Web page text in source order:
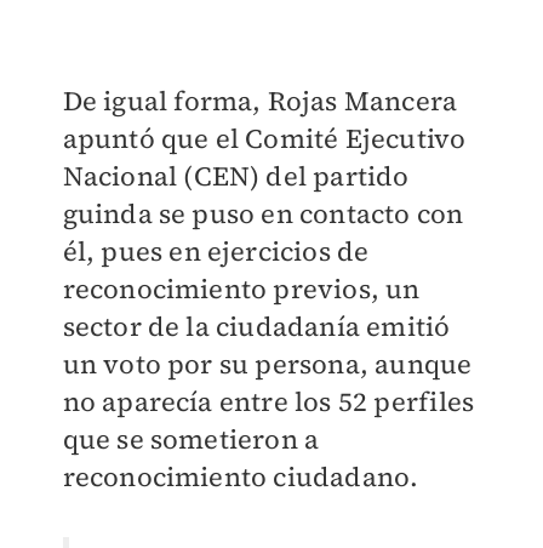
De igual forma, Rojas Mancera
apuntó que el Comité Ejecutivo
Nacional (CEN) del partido
guinda se puso en contacto con
él, pues en ejercicios de
reconocimiento previos, un
sector de la ciudadanía emitió
un voto por su persona, aunque
no aparecía entre los 52 perfiles
que se sometieron a
reconocimiento ciudadano.